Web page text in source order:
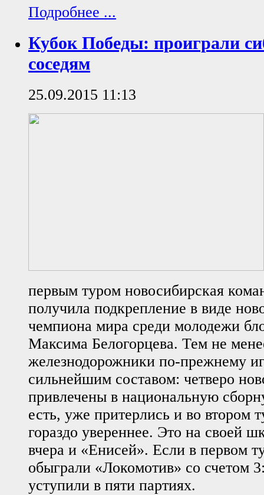
Подробнее ...
Кубок Победы: проиграли
соседям
25.09.2015 11:13
первым туром новосибирская
получила подкрепление в виде
чемпиона мира среди молодежи
Максима Белогорцева. Тем не
железнодорожники по-прежнему
сильнейшим составом: четверо
привлечены в национальную
есть, уже притерлись и во втором
гораздо увереннее. Это на своей
вчера и «Енисей». Если в первом
обыграли «Локомотив» со счетом
уступили в пяти партиях.